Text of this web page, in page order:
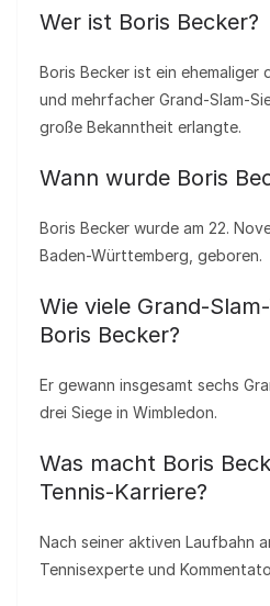
Wer ist Boris Becker?
Boris Becker ist ein ehemaliger
und mehrfacher Grand-Slam-
große Bekanntheit erlangte.
Wann wurde Boris
Boris Becker wurde am 22.
Baden-Württemberg, geboren.
Wie viele Grand-
Boris Becker?
Er gewann insgesamt sechs
drei Siege in Wimbledon.
Was macht Boris
Tennis-Karriere?
Nach seiner aktiven Laufbahn
Tennisexperte und